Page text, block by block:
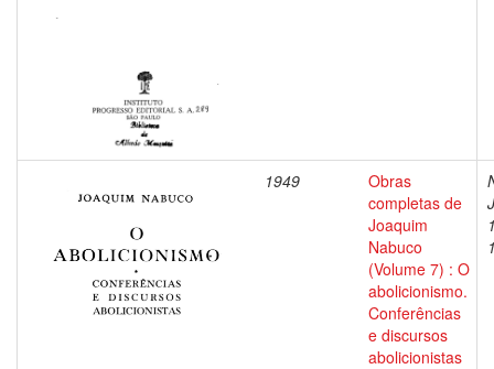
1949
Obras
completas de
Joaquim
Nabuco
(Volume 7) : O
abolicionismo.
Conferências
e discursos
abolicionistas